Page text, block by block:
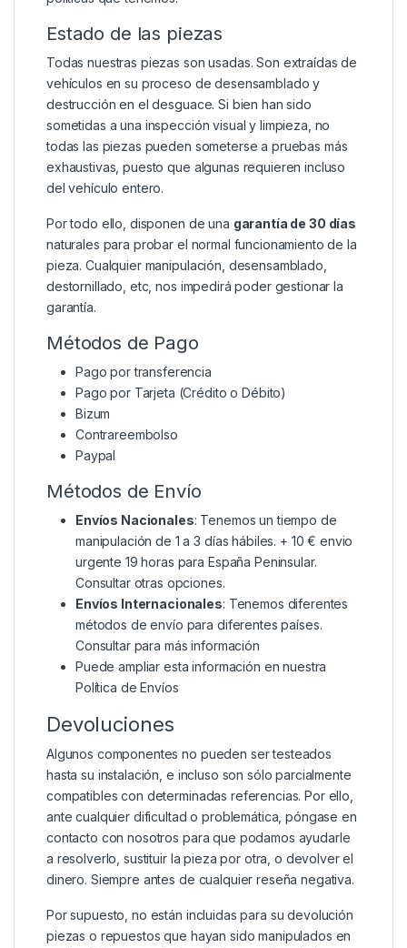
Estado de las piezas
Todas nuestras piezas son usadas. Son extraídas de
vehículos en su proceso de desensamblado y
destrucción en el desguace. Si bien han sido
sometidas a una inspección visual y limpieza, no
todas las piezas pueden someterse a pruebas más
exhaustivas, puesto que algunas requieren incluso
del vehículo entero.
Por todo ello, disponen de una garantía de 30 días
naturales para probar el normal funcionamiento de la
pieza. Cualquier manipulación, desensamblado,
destornillado, etc, nos impedirá poder gestionar la
garantía.
Métodos de Pago
Pago por transferencia
Pago por Tarjeta (Crédito o Débito)
Bizum
Contrareembolso
Paypal
Métodos de Envío
Envíos Nacionales: Tenemos un tiempo de
manipulación de 1 a 3 días hábiles. + 10 € envio
urgente 19 horas para España Peninsular.
Consultar otras opciones.
Envíos Internacionales: Tenemos diferentes
métodos de envío para diferentes países.
Consultar para más información
Puede ampliar esta información en nuestra
Política de Envíos
Devoluciones
Algunos componentes no pueden ser testeados
hasta su instalación, e incluso son sólo parcialmente
compatibles con determinadas referencias. Por ello,
ante cualquier dificultad o problemática, póngase en
contacto con nosotros para que podamos ayudarle
a resolverlo, sustituir la pieza por otra, o devolver el
dinero. Siempre antes de cualquier reseña negativa.
Por supuesto, no están incluidas para su devolución
piezas o repuestos que hayan sido manipulados en